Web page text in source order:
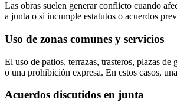
Las obras suelen generar conflicto cuando
a junta o si incumple estatutos o acuerdos
Uso de zonas comunes y servicios
El uso de patios, terrazas, trasteros, plazas
o una prohibición expresa. En estos casos,
Acuerdos discutidos en junta